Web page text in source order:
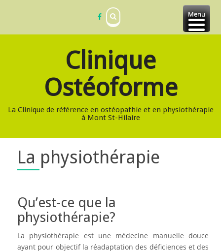
Clinique
Ostéoforme
La Clinique de référence en ostéopathie et en physiothérapie
à Mont St-Hilaire
La physiothérapie
Qu’est-ce que la
physiothérapie?
La physiothérapie est une médecine manuelle douce
ayant pour objectif la réadaptation des déficiences et des
Menu